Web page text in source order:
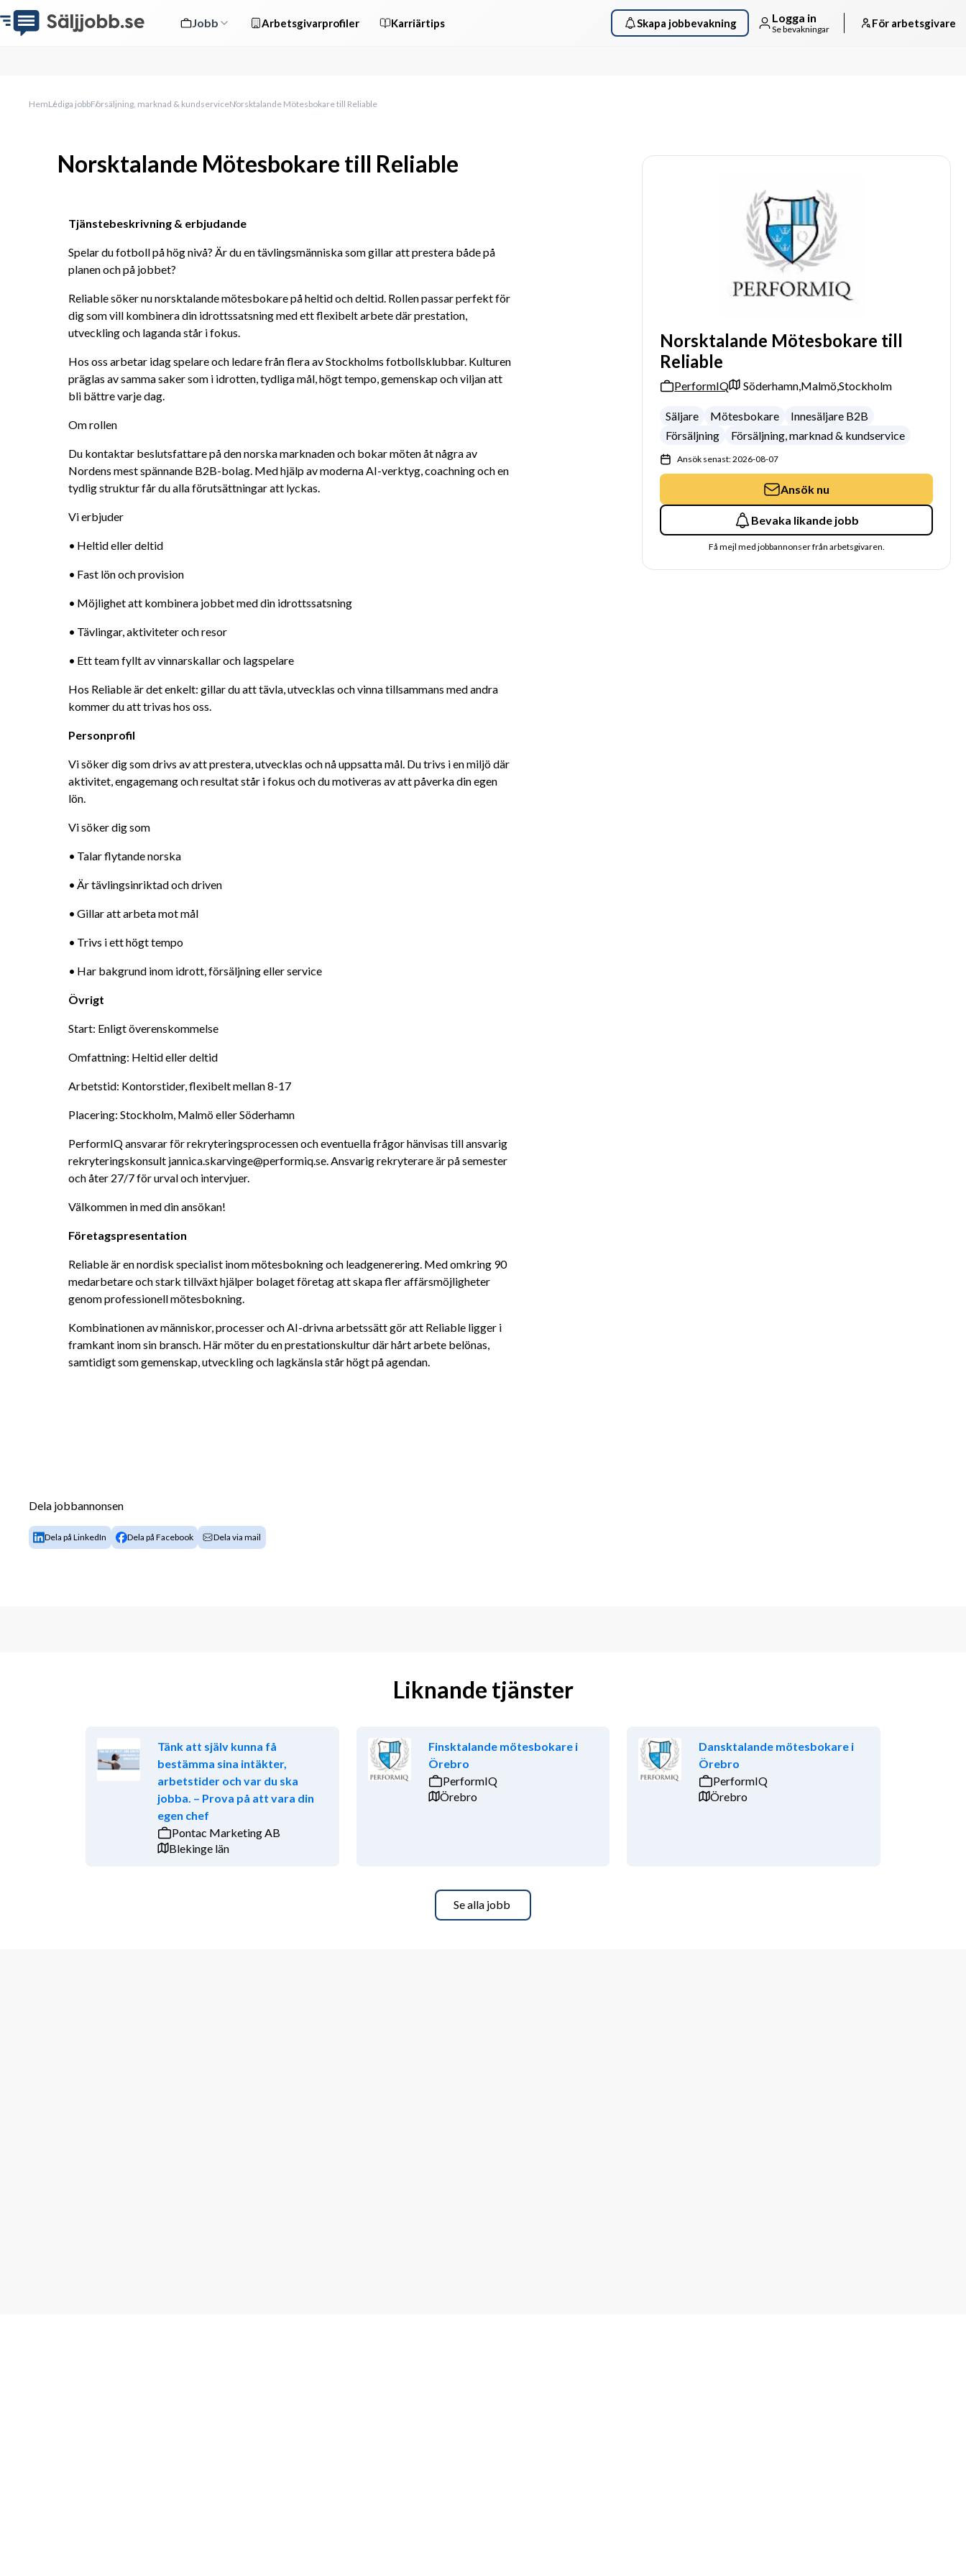
Jobb Arbetsgivarprofiler Karriärtips Skapa jobbevakning Logga in
Se bevakningar För arbetsgivare
HemLediga jobbFörsäljning, marknad & kundserviceNorsktalande Mötesbokare till Reliable
Norsktalande Mötesbokare till Reliable
Tjänstebeskrivning & erbjudande
Spelar du fotboll på hög nivå? Är du en tävlingsmänniska som gillar att prestera både på
planen och på jobbet?
Reliable söker nu norsktalande mötesbokare på heltid och deltid. Rollen passar perfekt för
dig som vill kombinera din idrottssatsning med ett flexibelt arbete där prestation,
utveckling och laganda står i fokus.
Hos oss arbetar idag spelare och ledare från flera av Stockholms fotbollsklubbar. Kulturen
präglas av samma saker som i idrotten, tydliga mål, högt tempo, gemenskap och viljan att
bli bättre varje dag.
Om rollen
Du kontaktar beslutsfattare på den norska marknaden och bokar möten åt några av
Nordens mest spännande B2B-bolag. Med hjälp av moderna AI-verktyg, coachning och en
tydlig struktur får du alla förutsättningar att lyckas.
Vi erbjuder
•	Heltid eller deltid
•	Fast lön och provision
•	Möjlighet att kombinera jobbet med din idrottssatsning
•	Tävlingar, aktiviteter och resor
•	Ett team fyllt av vinnarskallar och lagspelare
Hos Reliable är det enkelt: gillar du att tävla, utvecklas och vinna tillsammans med andra
kommer du att trivas hos oss.
Personprofil
Vi söker dig som drivs av att prestera, utvecklas och nå uppsatta mål. Du trivs i en miljö där
aktivitet, engagemang och resultat står i fokus och du motiveras av att påverka din egen
lön.
Vi söker dig som
•	Talar flytande norska
•	Är tävlingsinriktad och driven
•	Gillar att arbeta mot mål
•	Trivs i ett högt tempo
•	Har bakgrund inom idrott, försäljning eller service
Övrigt
Start: Enligt överenskommelse
Omfattning: Heltid eller deltid
Arbetstid: Kontorstider, flexibelt mellan 8-17
Placering: Stockholm, Malmö eller Söderhamn
PerformIQ ansvarar för rekryteringsprocessen och eventuella frågor hänvisas till ansvarig
rekryteringskonsult jannica.skarvinge@performiq.se. Ansvarig rekryterare är på semester
och åter 27/7 för urval och intervjuer.
Välkommen in med din ansökan!
Företagspresentation
Reliable är en nordisk specialist inom mötesbokning och leadgenerering. Med omkring 90
medarbetare och stark tillväxt hjälper bolaget företag att skapa fler affärsmöjligheter
genom professionell mötesbokning.
Kombinationen av människor, processer och AI-drivna arbetssätt gör att Reliable ligger i
framkant inom sin bransch. Här möter du en prestationskultur där hårt arbete belönas,
samtidigt som gemenskap, utveckling och lagkänsla står högt på agendan.
Norsktalande Mötesbokare till
Reliable
PerformIQ Söderhamn,Malmö,Stockholm
Säljare Mötesbokare
Innesäljare B2B
Försäljning
Försäljning, marknad & kundservice
Ansök senast: 2026-08-07
Ansök nu
Bevaka likande jobb
Få mejl med jobbannonser från arbetsgivaren.
Dela jobbannonsen
Dela på LinkedIn Dela på Facebook Dela via mail
Liknande tjänster
Tänk att själv kunna få
bestämma sina intäkter,
arbetstider och var du ska
jobba. – Prova på att vara din
egen chef
Pontac Marketing AB
Blekinge län
Finsktalande mötesbokare i
Örebro
PerformIQ
Örebro
Dansktalande mötesbokare i
Örebro
PerformIQ
Örebro
Se alla jobb